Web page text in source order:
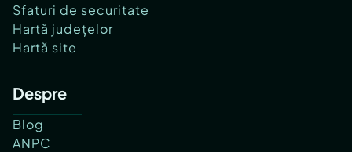
Sfaturi de securitate
Hartă județelor
Hartă site
Despre
Blog
ANPC